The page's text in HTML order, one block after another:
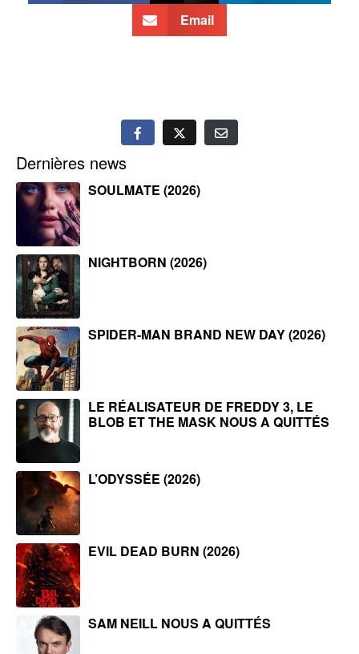
Email
Dernières news
SOULMATE (2026)
NIGHTBORN (2026)
SPIDER-MAN BRAND NEW DAY (2026)
LE RÉALISATEUR DE FREDDY 3, LE
BLOB ET THE MASK NOUS A QUITTÉS
L’ODYSSÉE (2026)
EVIL DEAD BURN (2026)
SAM NEILL NOUS A QUITTÉS